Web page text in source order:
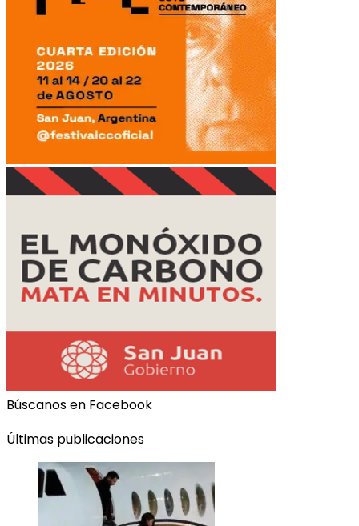
Búscanos en Facebook
Últimas publicaciones